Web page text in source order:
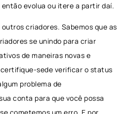
então evolua ou itere a partir daí.
criadores. Sabemos que as
se unindo para criar
de maneiras novas e
sede verificar o status
problema de
conta para que você possa